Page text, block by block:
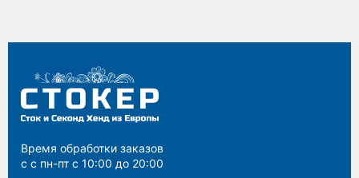
Время обработки заказов
с с пн-пт с 10:00 до 20:00